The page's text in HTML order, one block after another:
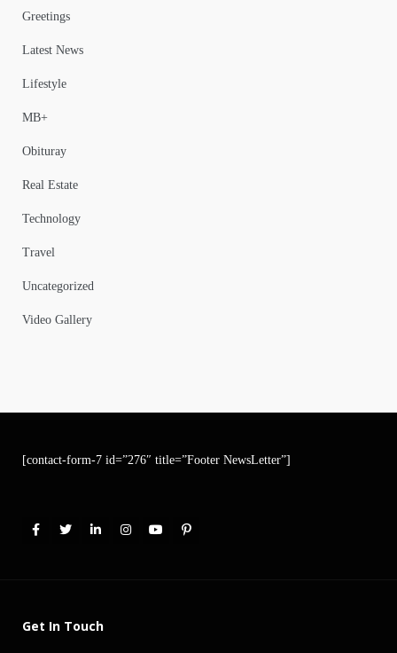
Greetings
Latest News
Lifestyle
MB+
Obituray
Real Estate
Technology
Travel
Uncategorized
Video Gallery
[contact-form-7 id=”276″ title=”Footer NewsLetter”]
Get In Touch